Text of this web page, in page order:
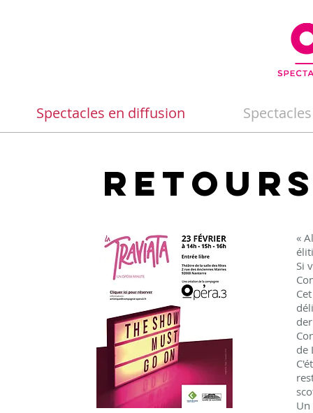
Spectacles en diffusion
«
Si
de
Un